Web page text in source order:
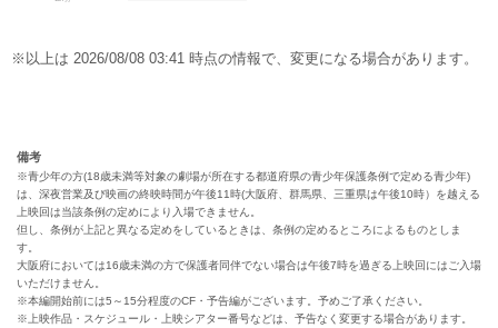
備考
※青少年の方(18歳未満等対象の劇場が所在する都道府県の青少年保護条例で定める青少年)
は、深夜営業及び映画の終映時間が午後11時(大阪府、群馬県、三重県は午後10時）を越える
上映回は当該条例の定めにより入場できません。
但し、条例が上記と異なる定めをしているときは、条例の定めるところによるものとしま
す。
大阪府においては16歳未満の方で保護者同伴でない場合は午後7時を過ぎる上映回にはご入場
いただけません。
※本編開始前には5～15分程度のCF・予告編がございます。予めご了承ください。
※上映作品・スケジュール・上映シアター番号などは、予告なく変更する場合があります。